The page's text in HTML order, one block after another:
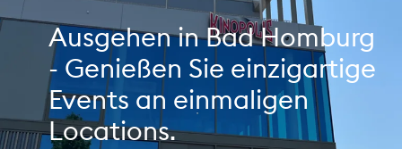
Ausgehen in Bad Homburg
- Genießen Sie einzigartige
Events an einmaligen
Locations.